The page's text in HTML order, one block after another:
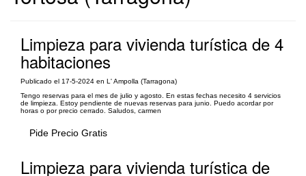
Limpieza para vivienda turística de 4
habitaciones
Publicado el 17-5-2024 en L' Ampolla (Tarragona)
Tengo reservas para el mes de julio y agosto. En estas fechas necesito 4 servicios
de limpieza. Estoy pendiente de nuevas reservas para junio. Puedo acordar por
horas o por precio cerrado. Saludos, carmen
Pide Precio Gratis
Limpieza para vivienda turística de